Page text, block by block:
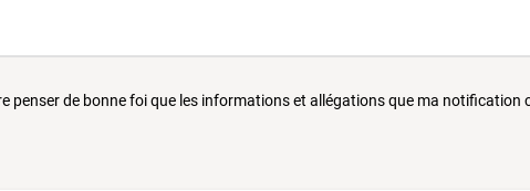
penser de bonne foi que les informations et allégations que ma notification